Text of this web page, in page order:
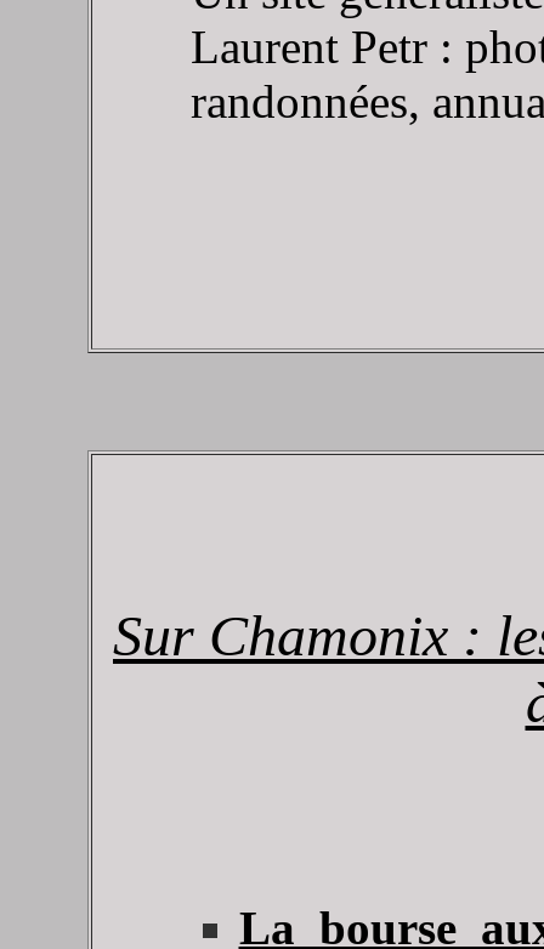
Laurent Petr :
randonnées,
Sur Chamonix :
La bourse